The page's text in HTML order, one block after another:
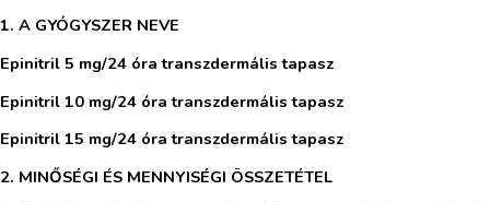
1. A GYÓGYSZER NEVE
Epinitril 5 mg/24 óra transzdermális tapasz
Epinitril 10 mg/24 óra transzdermális tapasz
Epinitril 15 mg/24 óra transzdermális tapasz
2. MINŐSÉGI ÉS MENNYISÉGI ÖSSZETÉTEL